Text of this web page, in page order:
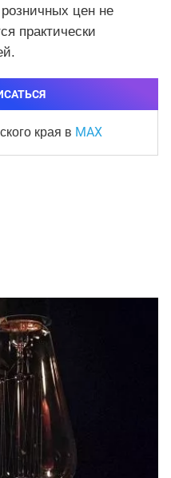
цен не
практически
края в MAX